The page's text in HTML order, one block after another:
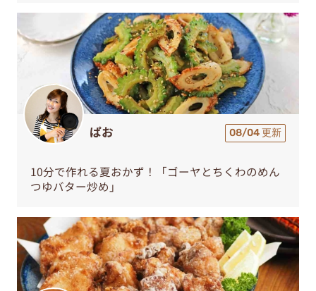
ぱお 08/04 更新
10分で作れる夏おかず！「ゴーヤとちくわのめん
つゆバター炒め」